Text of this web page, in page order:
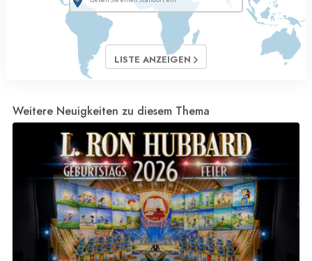
LISTE ANZEIGEN
Weitere Neuigkeiten zu diesem Thema